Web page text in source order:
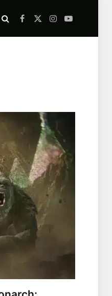
Facebook
X
Instagram
YouTube